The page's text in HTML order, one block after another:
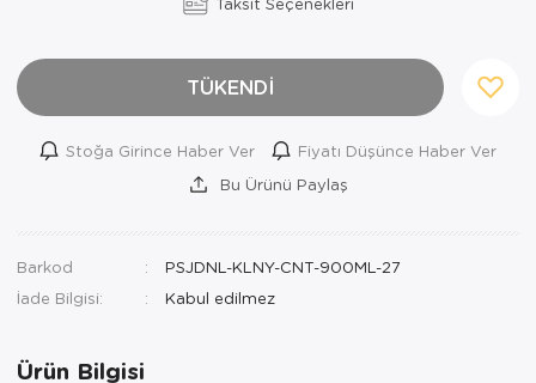
TÜKENDİ
Stoğa Girince Haber Ver
Fiyatı Düşünce Haber Ver
Bu Ürünü Paylaş
Barkod
PSJDNL-KLNY-CNT-900ML-27
İade Bilgisi:
Ürün Bilgisi